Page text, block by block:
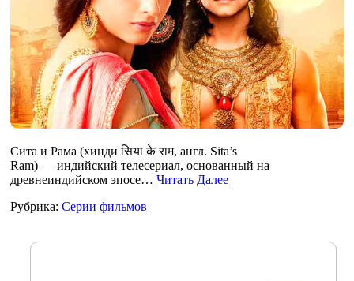
Сита и Рама (хинди सिया के राम, англ. Sita’s
Ram) — индийский телесериал, основанный на
древнеиндийском эпосе… Читать Далее
Рубрика: Серии фильмов